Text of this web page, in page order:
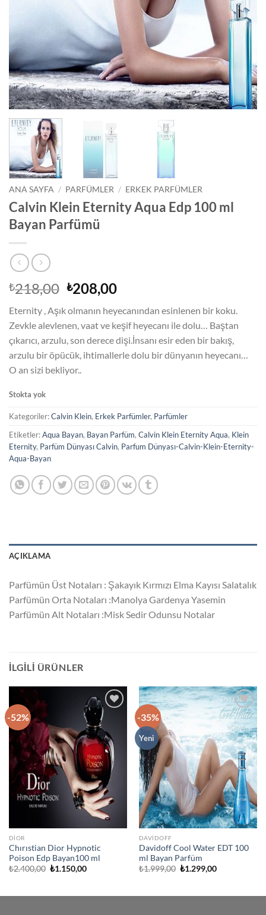
ANA SAYFA / PARFÜMLER / ERKEK PARFÜMLER
Calvin Klein Eternity Aqua Edp 100 ml
Bayan Parfümü
₺218,00 Orijinal
fiyat:
₺218,00.
₺208,00Şu
fiyat:
₺208,00.
Eternity , Aşık olmanın heyecanından esinlenen bir koku.
Zevkle alevlenen, vaat ve keşif heyecanı ile dolu… Baştan
çıkarıcı, arzulu, son derece dişi.İnsanı esir eden bir bakış,
arzulu bir öpücük, ihtimallerle dolu bir dünyanın heyecanı…
O an sizi bekliyor..
Stokta yok
Kategoriler:Calvin Klein, Erkek Parfümler, Parfümler
Etiketler:Aqua Bayan, Bayan Parfüm, Calvin Klein Eternity Aqua, Klein
Eternity, Parfüm Dünyası Calvin, Parfum Dünyası-Calvin-Klein-Eternity-
Aqua-Bayan
AÇIKLAMA
Parfümün Üst Notaları : Şakayık Kırmızı Elma Kayısı Salatalık
Parfümün Orta Notaları :Manolya Gardenya Yasemin
Parfümün Alt Notaları :Misk Sedir Odunsu Notalar
İLGILI ÜRÜNLER
-52%
İstek
Listeme
Ekle
DIOR
Chırıstian Dior Hypnotic
Poison Edp Bayan100 ml
₺2.400,00 Orijinal
₺1.150,00Şu
-35%
Yeni
İstek
Listeme
Ekle
DAVIDOFF
Davidoff Cool Water EDT 100
ml Bayan Parfüm
₺1.999,00 Orijinal
₺1.299,00Şu